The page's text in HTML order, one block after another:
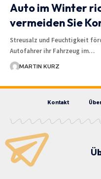
Auto im Winter
vermeiden Sie
Streusalz und Feuchtigkeit
Autofahrer ihr Fahrzeug im…
MARTIN KURZ
Kontakt